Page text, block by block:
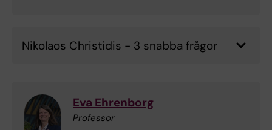
Nikolaos Christidis - 3 snabba frågor
Eva Ehrenborg
Professor